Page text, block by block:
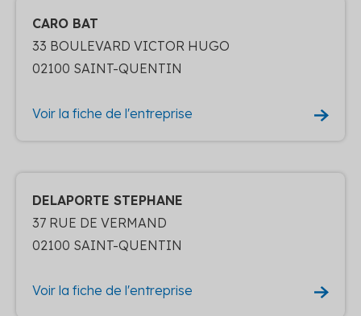
CARO BAT
33 BOULEVARD VICTOR HUGO
02100 SAINT-QUENTIN
Voir la fiche de l'entreprise
DELAPORTE STEPHANE
37 RUE DE VERMAND
02100 SAINT-QUENTIN
Voir la fiche de l'entreprise